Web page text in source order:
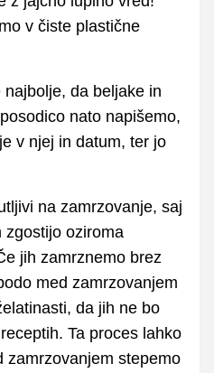
v čiste plastične
da beljake in
nato napišemo,
v njej in datum, ter jo
na zamrzovanje, saj
zgostijo oziroma
jih zamrznemo brez
med zamrzovanjem
da jih ne bo
Ta proces lahko
zamrzovanjem stepemo